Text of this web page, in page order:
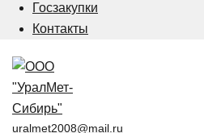
Госзакупки
Контакты
uralmet2008@mail.ru